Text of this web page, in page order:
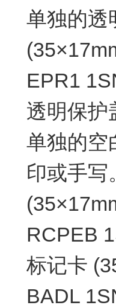
单独的透
EPR1
透明保护
单独的空
印或手写
RCPEB
标记卡
BADL